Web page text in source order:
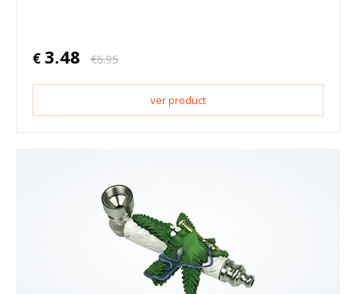
€ 3.48 €6.95
ver product